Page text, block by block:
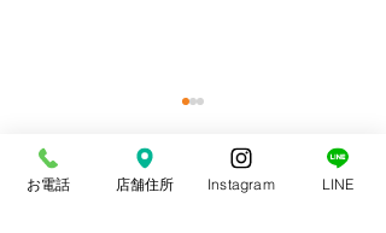
コメント
お電話 店舗住所 Instagram LINE